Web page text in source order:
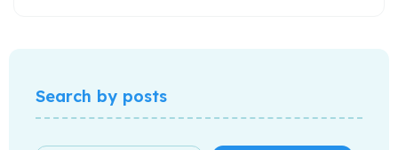
Search by posts